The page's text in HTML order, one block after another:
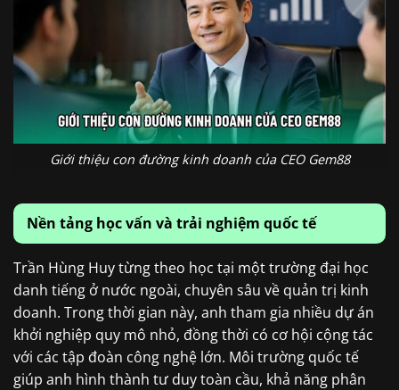
Giới thiệu con đường kinh doanh của CEO Gem88
Nền tảng học vấn và trải nghiệm quốc tế
Trần Hùng Huy từng theo học tại một trường đại học
danh tiếng ở nước ngoài, chuyên sâu về quản trị kinh
doanh. Trong thời gian này, anh tham gia nhiều dự án
khởi nghiệp quy mô nhỏ, đồng thời có cơ hội cộng tác
với các tập đoàn công nghệ lớn. Môi trường quốc tế
giúp anh hình thành tư duy toàn cầu, khả năng phân